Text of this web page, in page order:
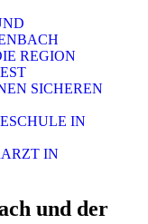
REGION
SICHEREN
IN
IN
und der